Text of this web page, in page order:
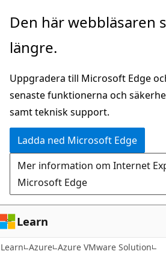
Hoppa
huvudinnehåll
Den här webbläsaren
längre.
Uppgradera till Microsoft Edge
senaste funktionerna och
samt teknisk support.
Ladda ned Microsoft Edge
Mer information om Internet
Microsoft Edge
Learn
Learn Azure Azure VMware Solution